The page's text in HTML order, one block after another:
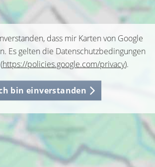
dass mir Karten von Google
Es gelten die Datenschutzbedingungen
https://policies.google.com/privacy).
bin einverstanden